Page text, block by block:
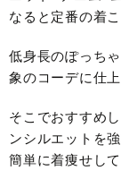
なると定番の着
低身長のぽっち
象のコーデに仕
そこでおすすめ
ンシルエットを
簡単に着痩せし